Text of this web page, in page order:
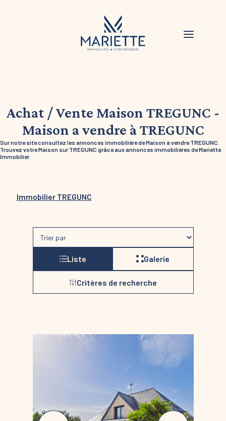
Achat / Vente Maison TREGUNC -
Maison a vendre à TREGUNC
Sur notre site consultez les annonces immobilière de Maison à vendre TREGUNC.
Trouvez votre Maison sur TREGUNC grâce aux annonces immobilières de Mariette
Immobilier.
Immobilier TREGUNC
Liste Galerie
Critères de recherche